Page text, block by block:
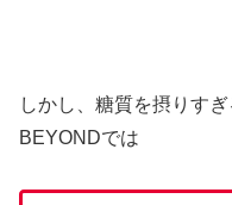
しかし、糖質を摂りす
BEYONDでは